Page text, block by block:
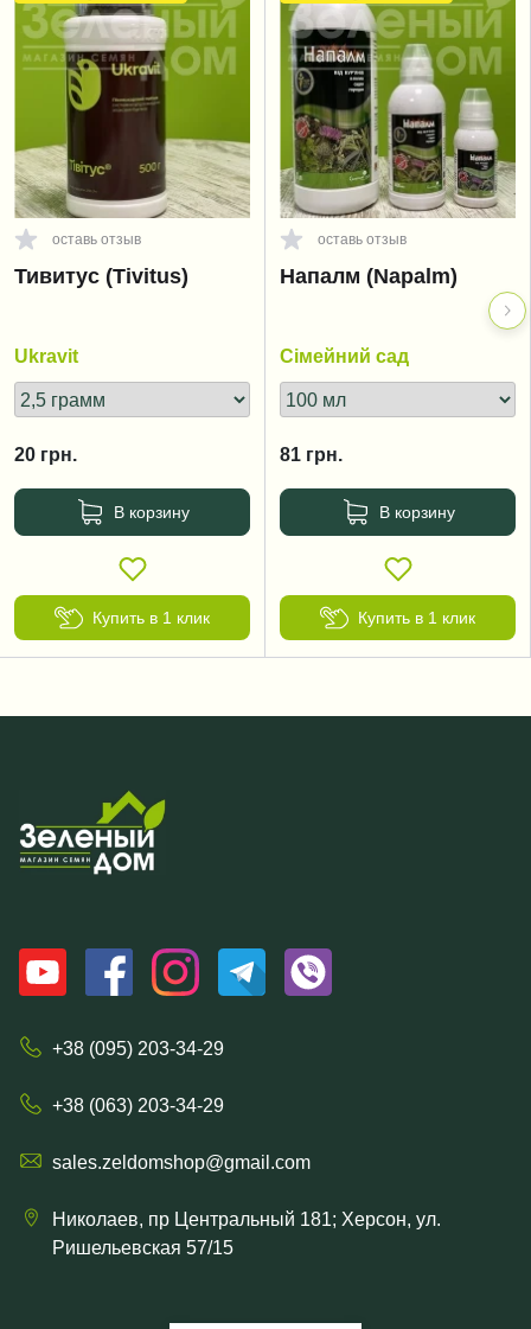
оставь отзыв
Тивитус (Tivitus)
Ukravit
20 грн.
В корзину
Купить в 1 клик
оставь отзыв
Напалм (Napalm)
Сімейний сад
81 грн.
В корзину
Купить в 1 клик
+38 (095) 203-34-29
+38 (063) 203-34-29
sales.zeldomshop@gmail.com
Николаев, пр Центральный 181; Херсон, ул.
Ришельевская 57/15